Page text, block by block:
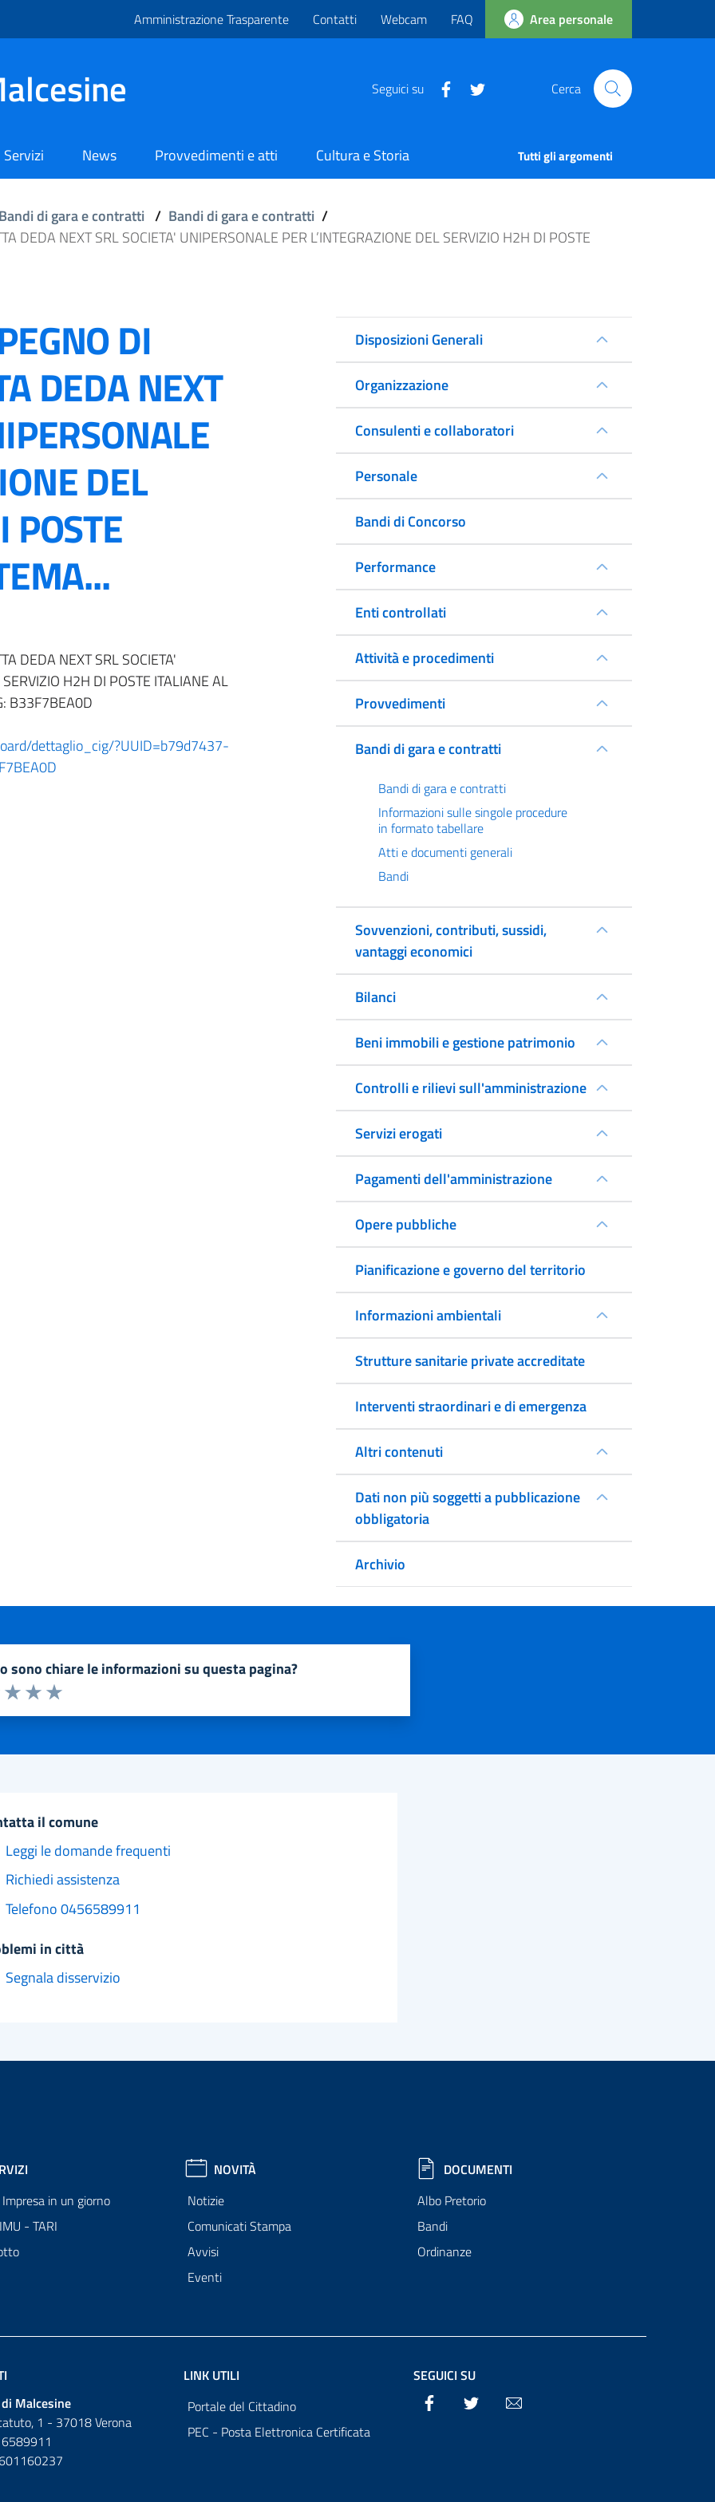
Amministrazione Trasparente Contatti Webcam FAQ Area personale
Seguici su Cerca
Servizi News Provvedimenti e atti Cultura e Storia Tutti gli argomenti
Bandi di gara e contratti / Bandi di gara e contratti /
DEDA NEXT SRL SOCIETA' UNIPERSONALE PER L’INTEGRAZIONE DEL SERVIZIO H2H DI POSTE
DI
DEDA NEXT
DEL
DEDA NEXT SRL SOCIETA'
H2H DI POSTE ITALIANE AL
B33F7BEA0D
dettaglio_cig/?UUID=b79d7437-
Disposizioni Generali
Organizzazione
Consulenti e collaboratori
Personale
Bandi di Concorso
Performance
Enti controllati
Attività e procedimenti
Provvedimenti
Bandi di gara e contratti
Bandi di gara e contratti
Informazioni sulle singole procedure
in formato tabellare
Atti e documenti generali
Bandi
Sovvenzioni, contributi, sussidi,
vantaggi economici
Bilanci
Beni immobili e gestione patrimonio
Controlli e rilievi sull'amministrazione
Servizi erogati
Pagamenti dell'amministrazione
Opere pubbliche
Pianificazione e governo del territorio
Informazioni ambientali
Strutture sanitarie private accreditate
Interventi straordinari e di emergenza
Altri contenuti
Dati non più soggetti a pubblicazione
obbligatoria
Archivio
sono chiare le informazioni su questa pagina?
1 a 5 stelle la pagina
Valuta 5 stelle su 5
Valuta 4 stelle su 5
Valuta 3 stelle su 5
2 stelle su 5
stelle su 5
il comune
Leggi le domande frequenti
Richiedi assistenza
Telefono 0456589911
in città
Segnala disservizio
in un giorno
- TARI
NOVITÀ
Notizie
Comunicati Stampa
Avvisi
Eventi
DOCUMENTI
Albo Pretorio
Bandi
Ordinanze
Malcesine
1 - 37018 Verona
LINK UTILI
Portale del Cittadino
PEC - Posta Elettronica Certificata
SEGUICI SU
Facebook Twitter